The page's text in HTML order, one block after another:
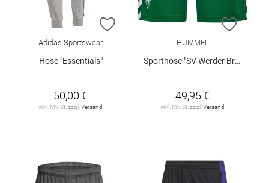
ZUR WUNSCHLISTE HINZUFÜGEN
Adidas Sportswear
Hose "Essentials"
50,00 €
inkl. MwSt. zzgl. Versand
ZUR
HUMMEL
Sporthose "SV Werder Bremen Home 2026/27"
49,95 €
inkl. MwSt. zzgl. Versand